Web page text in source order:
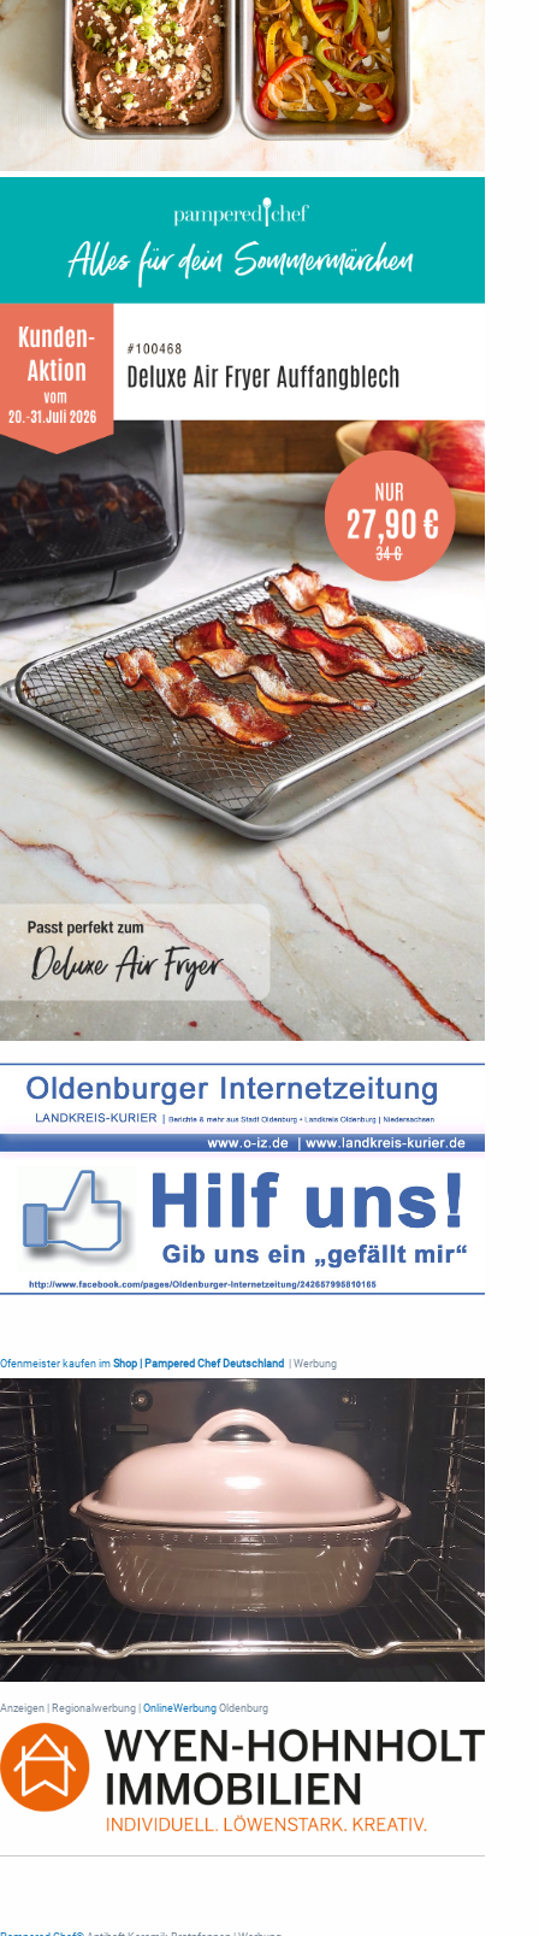
Ofenmeister kaufen im Shop | Pampered Chef Deutschland | Werbung
Anzeigen | Regionalwerbung | OnlineWerbung Oldenburg